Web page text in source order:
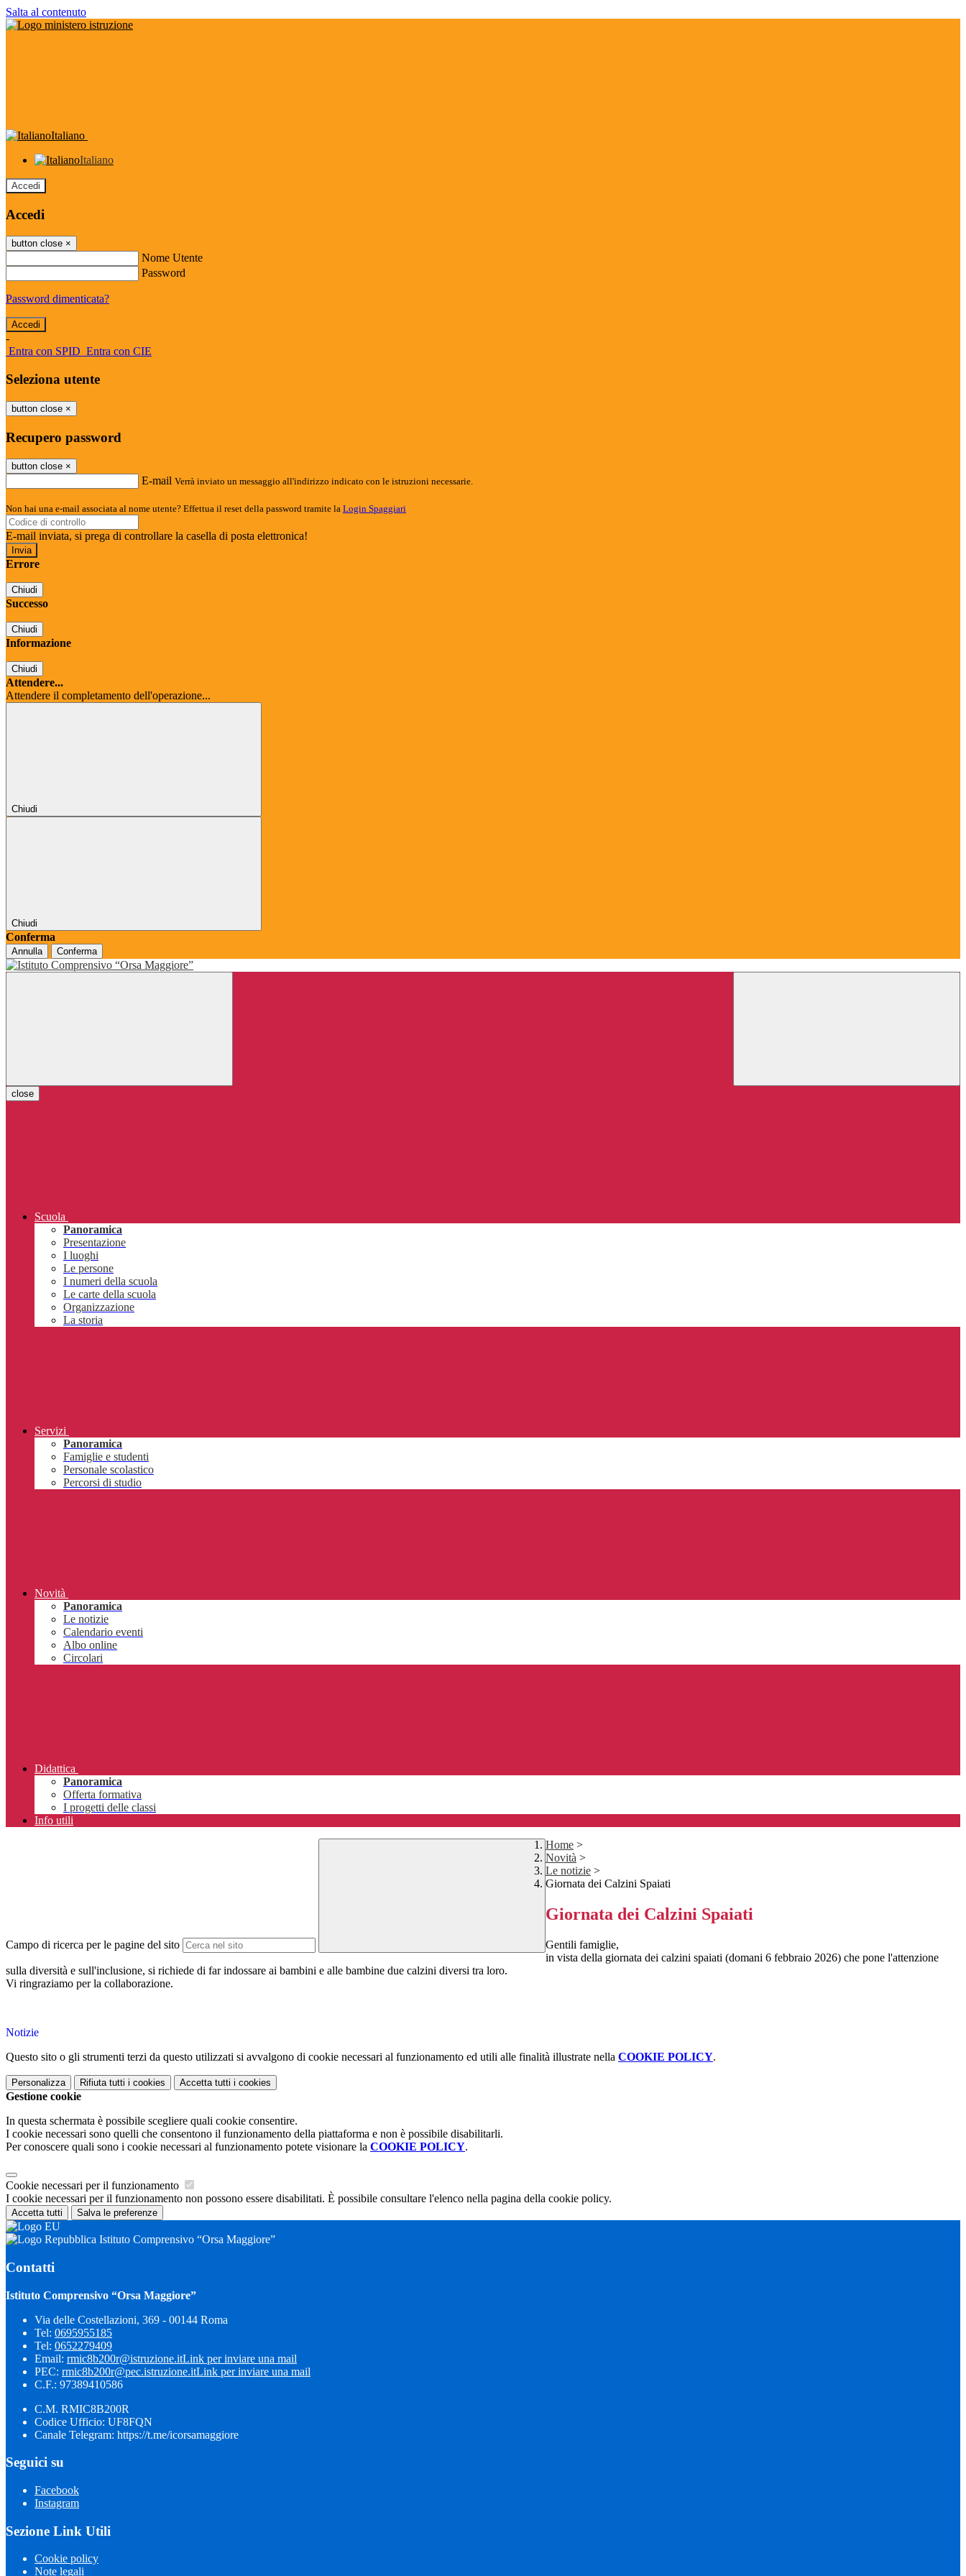
Salta al contenuto
Italiano
Italiano
Accedi
Accedi
button close ×
Nome Utente
Password
Password dimenticata?
-
Entra con SPID Entra con CIE
Seleziona utente
button close ×
Recupero password
button close ×
E-mail Verrà inviato un messaggio all'indirizzo indicato con le istruzioni necessarie.
Non hai una e-mail associata al nome utente? Effettua il reset della password tramite la Login Spaggiari
E-mail inviata, si prega di controllare la casella di posta elettronica!
Errore
Chiudi
Successo
Chiudi
Informazione
Chiudi
Attendere...
Attendere il completamento dell'operazione...
Chiudi
Chiudi
Conferma
Annulla Conferma
close
Scuola
Panoramica
Presentazione
I luoghi
Le persone
I numeri della scuola
Le carte della scuola
Organizzazione
La storia
Servizi
Panoramica
Famiglie e studenti
Personale scolastico
Percorsi di studio
Novità
Panoramica
Le notizie
Calendario eventi
Albo online
Circolari
Didattica
Panoramica
Offerta formativa
I progetti delle classi
Info utili
Campo di ricerca per le pagine del sito
Home >
Novità >
Le notizie >
Giornata dei Calzini Spaiati
Giornata dei Calzini Spaiati
Gentili famiglie,
in vista della giornata dei calzini spaiati (domani 6 febbraio 2026) che pone l'attenzione
sulla diversità e sull'inclusione, si richiede di far indossare ai bambini e alle bambine due calzini diversi tra loro.
Vi ringraziamo per la collaborazione.
Notizie
Questo sito o gli strumenti terzi da questo utilizzati si avvalgono di cookie necessari al funzionamento ed utili alle finalità illustrate nella COOKIE POLICY.
Personalizza Rifiuta tutti i cookies Accetta tutti i cookies
Gestione cookie
In questa schermata è possibile scegliere quali cookie consentire.
I cookie necessari sono quelli che consentono il funzionamento della piattaforma e non è possibile disabilitarli.
Per conoscere quali sono i cookie necessari al funzionamento potete visionare la COOKIE POLICY.
Cookie necessari per il funzionamento
I cookie necessari per il funzionamento non possono essere disabilitati. È possibile consultare l'elenco nella pagina della cookie policy.
Accetta tutti Salva le preferenze
Istituto Comprensivo “Orsa Maggiore”
Contatti
Istituto Comprensivo “Orsa Maggiore”
Via delle Costellazioni, 369 - 00144 Roma
Tel: 0695955185
Tel: 0652279409
Email: rmic8b200r@istruzione.itLink per inviare una mail
PEC: rmic8b200r@pec.istruzione.itLink per inviare una mail
C.F.: 97389410586
C.M. RMIC8B200R
Codice Ufficio: UF8FQN
Canale Telegram: https://t.me/icorsamaggiore
Seguici su
Facebook
Instagram
Sezione Link Utili
Cookie policy
Note legali